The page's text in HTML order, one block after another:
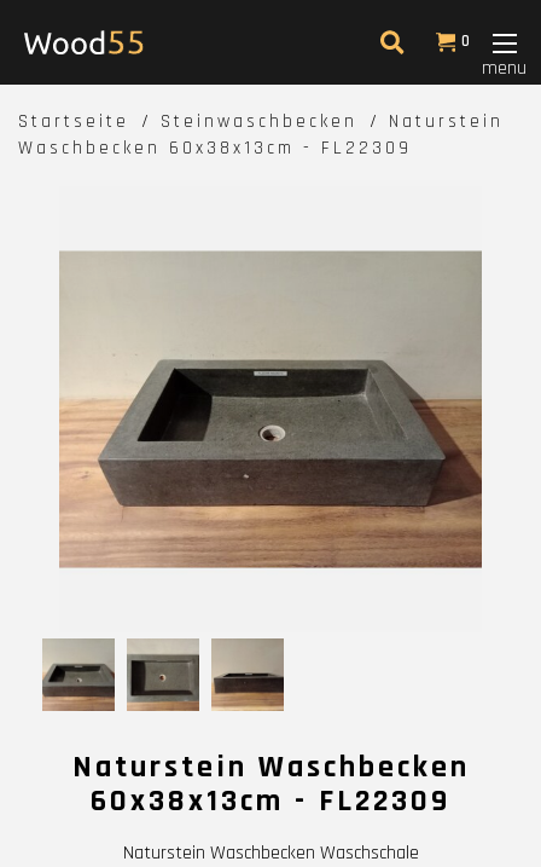
0
menu
Startseite Steinwaschbecken
Naturstein
Waschbecken 60x38x13cm - FL22309
Naturstein Waschbecken
60x38x13cm - FL22309
Naturstein Waschbecken Waschschale